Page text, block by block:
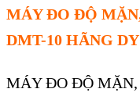
MÁY ĐO ĐỘ
DMT-10 HÃNG
MÁY ĐO ĐỘ